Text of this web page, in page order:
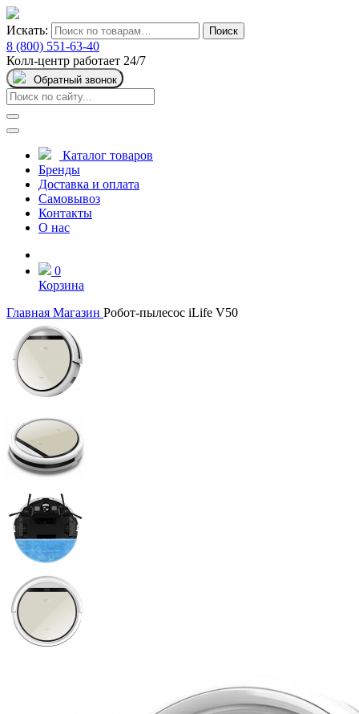
Искать: Поиск
8 (800) 551-63-40
Колл-центр работает 24/7
Обратный звонок
Каталог товаров
Бренды
Доставка и оплата
Самовывоз
Контакты
О нас
0
Корзина
Главная Магазин Робот-пылесос iLife V50